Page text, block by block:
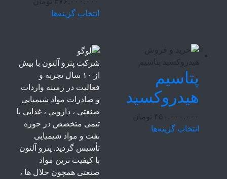
انتخاب گزینه‌ها
پتاسیم
هیدروکسید
۴۵۰.۰۰۰.۰۰۰
تومان
انتخاب گزینه‌ها
شرکت پترو آلتون با بیش
از ۱۰ سال تجربه و
فعالیت در زمینه واردات
و صادرات مواد شیمیایی
صنعتی ، دارویی ، غذایی با
تیمی متخصص در حوزه
نفت و مواد شیمیایی
تأسیس گردید. پترو آلتون
با کیفیت ترین مواد
صنعتی همچون حلال ها ،